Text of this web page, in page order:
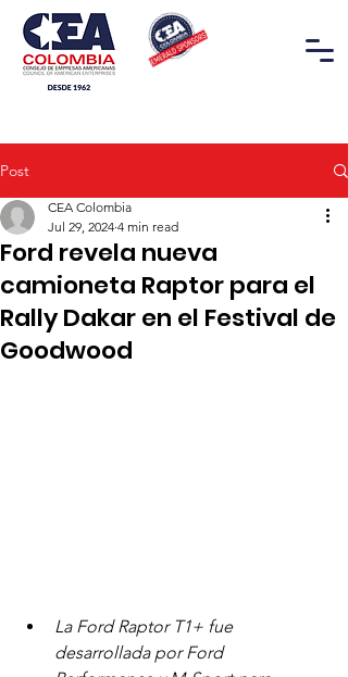
Post
Ford revela nueva
camioneta Raptor para el
Rally Dakar en el Festival de
Goodwood
CEA Colombia
Jul 29, 2024 4 min read
La Ford Raptor T1+ fue
desarrollada por Ford